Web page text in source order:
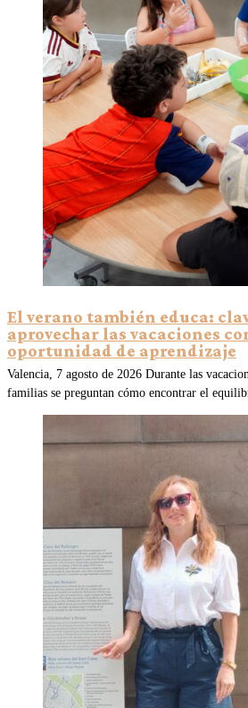
El verano también educa:
aprovechar las vacaciones
oportunidad de aprendizaje
Valencia, 7 agosto de 2026 Durante las
familias se preguntan cómo encontrar el